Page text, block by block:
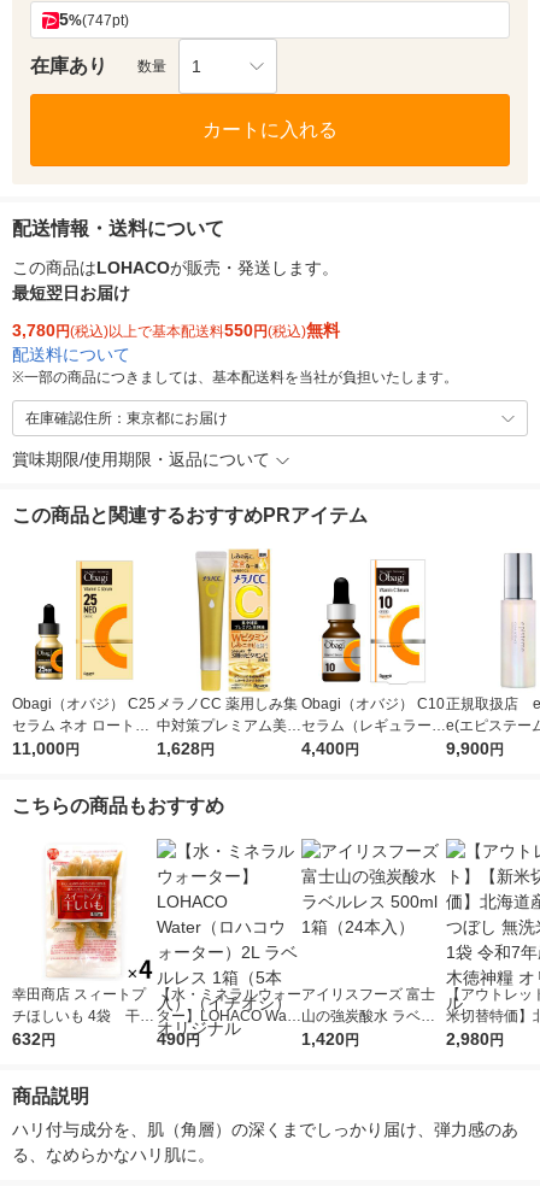
5%(747pt)
在庫あり 数量 1
カートに入れる
配送情報・送料について
この商品はLOHACOが販売・発送します。
最短翌日お届け
3,780円(税込)以上で基本配送料550円(税込)無料
配送料について
※一部の商品につきましては、基本配送料を当社が負担いたします。
在庫確認住所：東京都にお届け
賞味期限/使用期限・返品について
この商品と関連するおすすめPRアイテム
Obagi（オバジ） C25
セラム ネオ ロート製
薬
11,000円
メラノCC 薬用しみ集
中対策プレミアム美容
液 20ml ロート製薬
1,628円
Obagi（オバジ） C10
セラム（レギュラー）
ロート製薬
4,400円
正規取扱店
e(エピステー
ュートラルク
9,900円
こちらの商品もおすすめ
幸田商店 スィートプ
チほしいも 4袋 干し
芋 干しいも おや
632円
【水・ミネラルウォー
ター】LOHACO Wate
r（ロハコウォータ
490円
アイリスフーズ 富士
山の強炭酸水 ラベル
レス 500ml 1箱（24
1,420円
【アウトレッ
米切替特価】
ななつぼし 無
2,980円
商品説明
ハリ付与成分を、肌（角層）の深くまでしっかり届け、弾力感のあ
る、なめらかなハリ肌に。